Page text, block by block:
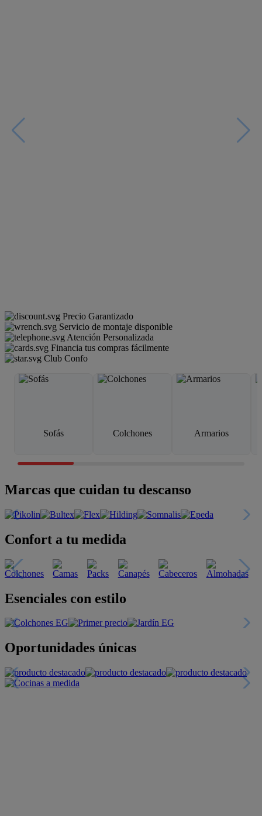
Precio Garantizado
Servicio de montaje disponible
Atención Personalizada
Financia tus compras fácilmente
Club Confo
Sofás Colchones Armarios
Marcas que cuidan tu descanso
Confort a tu medida
Esenciales con estilo
Oportunidades únicas